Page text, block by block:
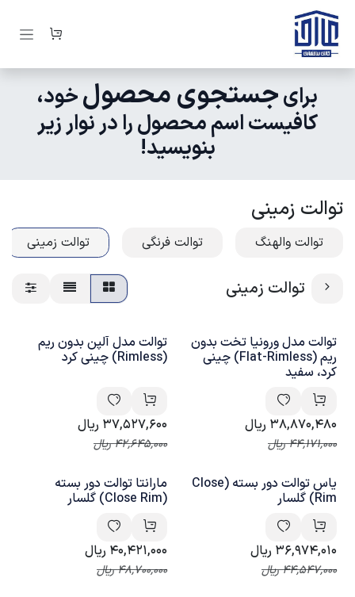
صرف نظر و مشاهده محتوا
برایجستجوی محصولخود،
کافیست اسم محصول را در نوار زیر
بنویسید!
توالت زمینی
توالت والهنگ توالت فرنگی توالت زمینی
توالت زمینی
توالت مدل ورونیا تخت بدون
ریم (Flat-Rimless) چینی
کرد، سفید
38,870,480 ریال
44,171,000ریال
توالت مدل آلپن بدون ریم
(Rimless) چینی کرد
37,527,600 ریال
42,645,000ریال
یاس توالت دور بسته (Close
Rim) گلسار
36,974,010 ریال
44,547,000ریال
مارانتا توالت دور بسته
(Close Rim) گلسار
40,421,000 ریال
48,700,000ریال